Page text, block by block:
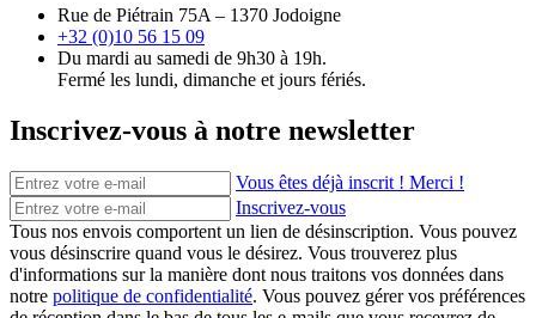
Rue de Piétrain 75A – 1370 Jodoigne
+32 (0)10 56 15 09
Du mardi au samedi de 9h30 à 19h.
Fermé les lundi, dimanche et jours fériés.
Inscrivez-vous à notre newsletter
Vous êtes déjà inscrit ! Merci !
Inscrivez-vous
Tous nos envois comportent un lien de désinscription. Vous pouvez
vous désinscrire quand vous le désirez. Vous trouverez plus
d'informations sur la manière dont nous traitons vos données dans
notre politique de confidentialité. Vous pouvez gérer vos préférences